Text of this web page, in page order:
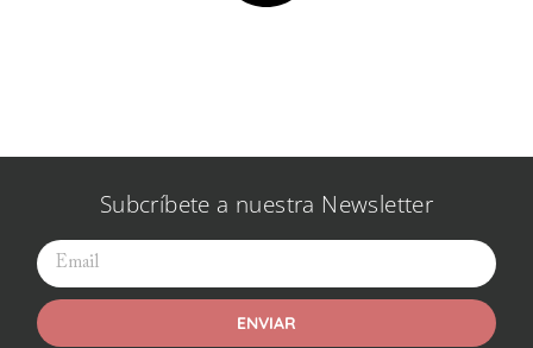
Subcríbete a nuestra Newsletter
ENVIAR